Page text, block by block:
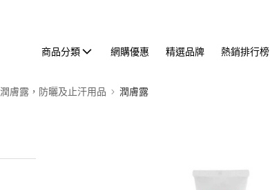
商品分類 網購優惠 精選品牌 熱銷排行榜
潤膚露，防曬及止汗用品 潤膚露